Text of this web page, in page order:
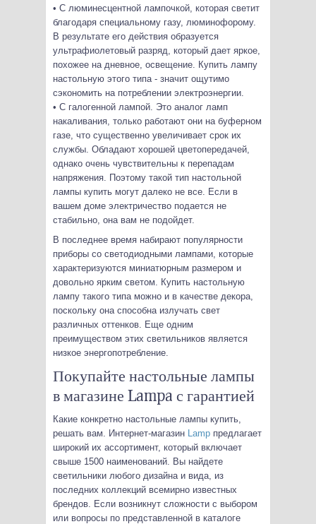
• С люминесцентной лампочкой, которая светит
благодаря специальному газу, люминофорому.
В результате его действия образуется
ультрафиолетовый разряд, который дает яркое,
похожее на дневное, освещение. Купить лампу
настольную этого типа - значит ощутимо
сэкономить на потреблении электроэнергии.
• С галогенной лампой. Это аналог ламп
накаливания, только работают они на буферном
газе, что существенно увеличивает срок их
службы. Обладают хорошей цветопередачей,
однако очень чувствительны к перепадам
напряжения. Поэтому такой тип настольной
лампы купить могут далеко не все. Если в
вашем доме электричество подается не
стабильно, она вам не подойдет.
В последнее время набирают популярности
приборы со светодиодными лампами, которые
характеризуются миниатюрным размером и
довольно ярким светом. Купить настольную
лампу такого типа можно и в качестве декора,
поскольку она способна излучать свет
различных оттенков. Еще одним
преимуществом этих светильников является
низкое энергопотребление.
Покупайте настольные лампы
в магазине Lampa с гарантией
Какие конкретно настольные лампы купить,
решать вам. Интернет-магазин Lamp предлагает
широкий их ассортимент, который включает
свыше 1500 наименований. Вы найдете
светильники любого дизайна и вида, из
последних коллекций всемирно известных
брендов. Если возникнут сложности с выбором
или вопросы по представленной в каталоге